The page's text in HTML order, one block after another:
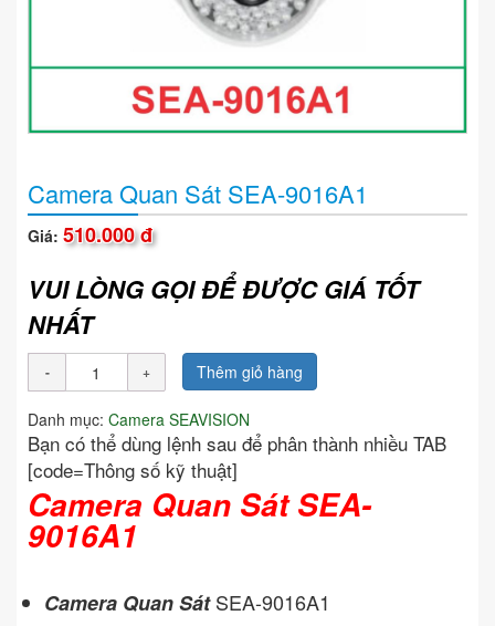
Camera Quan Sát SEA-9016A1
Giá: 510.000 đ
VUI LÒNG GỌI ĐỂ ĐƯỢC GIÁ TỐT
NHẤT
Thêm giỏ hàng
Danh mục: Camera SEAVISION
Bạn có thể dùng lệnh sau để phân thành nhiều TAB
[code=Thông số kỹ thuật]
Camera Quan Sát SEA-
9016A1
Camera Quan SátSEA-9016A1